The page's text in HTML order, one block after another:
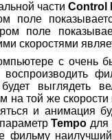
части Control
поле
поле
скоростями
с очень
воспроизводить
выглядеть
на той же
и анимация
Tempo для
фильму